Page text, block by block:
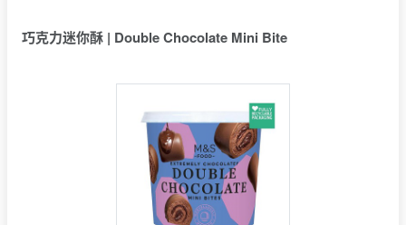
巧克力迷你酥 | Double Chocolate Mini Bite